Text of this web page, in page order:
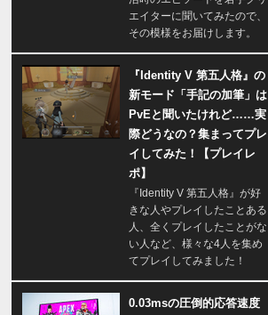
エイターに聞いてみたので、
その模様をお届けします。
『Identity V 第五人格』の
新モード「手記の加筆」は
PvEと聞いたけれど……実
際どうなの？集まってプレ
イしてみた！【プレイレ
ポ】
『Identity V 第五人格』が好
きな人やプレイしたことある
人、全くプレイしたことがな
い人など、様々な4人を集め
てプレイしてみました！
0.03msの圧倒的応答速度